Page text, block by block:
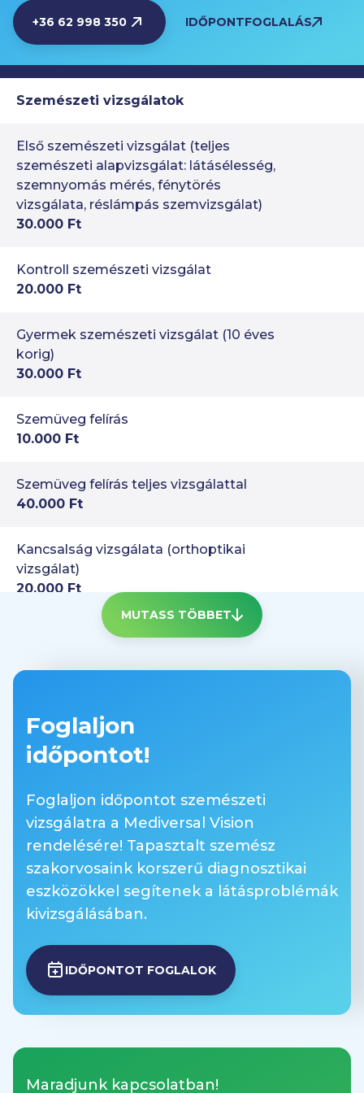
+36 62 998 350 IDŐPONTFOGLALÁS
Szemészeti vizsgálatok
Első szemészeti vizsgálat (teljes
szemészeti alapvizsgálat: látásélesség,
szemnyomás mérés, fénytörés
vizsgálata, réslámpás szemvizsgálat)
30.000 Ft
Kontroll szemészeti vizsgálat
20.000 Ft
Gyermek szemészeti vizsgálat (10 éves
korig)
30.000 Ft
Szemüveg felírás
10.000 Ft
Szemüveg felírás teljes vizsgálattal
40.000 Ft
Kancsalság vizsgálata (orthoptikai
vizsgálat)
20.000 Ft
Diagnosztikai vizsgálatok
Látótér vizsgálat – Goldmann (a látótér
20.000 Ft
Látótér vizsgálat – automata
20.000 Ft
Szemfenék vizsgálat háromtükörrel (a
retina részletes vizsgálata speciális
optikai eszközzel)
15.000 Ft
Szem ultrahang vizsgálat
15.000 Ft
OPTOS szemfenékfotó (széles látóterű
15.000 Ft
MUTASS TÖBBET
Foglaljon
időpontot!
Foglaljon időpontot szemészeti
vizsgálatra a Mediversal Vision
rendelésére! Tapasztalt szemész
szakorvosaink korszerű diagnosztikai
eszközökkel segítenek a látásproblémák
kivizsgálásában.
IDŐPONTOT FOGLALOK
Maradjunk kapcsolatban!